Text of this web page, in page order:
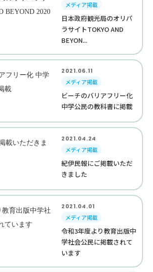
メディア掲載
日本政府観光局のオリパ
ラサイトTOKYO AND
BEYON...
2021.06.11
メディア掲載
ビーチのバリアフリー化
中学公民の教科書に掲載
2021.04.24
メディア掲載
紀伊民報にご掲載いただ
きました
2021.04.01
メディア掲載
令和3年度より教育出版中
学社会公民に掲載されて
います